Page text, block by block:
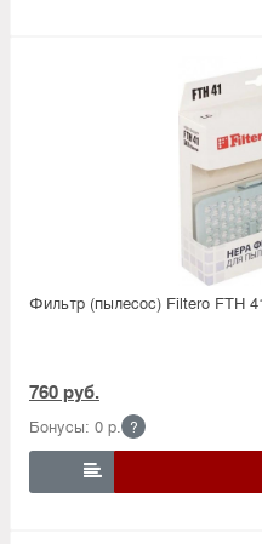
Фильтр (пылесос) Filtero FTH
760 руб.
Бонусы: 0 р. ?
